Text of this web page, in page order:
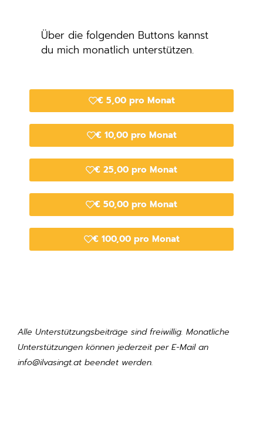
Über die folgenden Buttons kannst
du mich monatlich unterstützen.
€ 5,00 pro Monat
€ 10,00 pro Monat
€ 25,00 pro Monat
€ 50,00 pro Monat
€ 100,00 pro Monat
Alle Unterstützungsbeiträge sind freiwillig. Monatliche
Unterstützungen können jederzeit per E-Mail an
info@ilvasingt.at beendet werden.